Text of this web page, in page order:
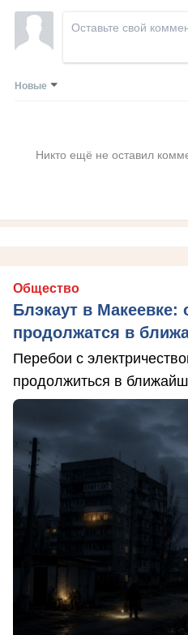
Новые
Никто ещё не оставил
Общество
Блэкаут в Макеевке:
продолжатся в
Перебои с
продолжиться в